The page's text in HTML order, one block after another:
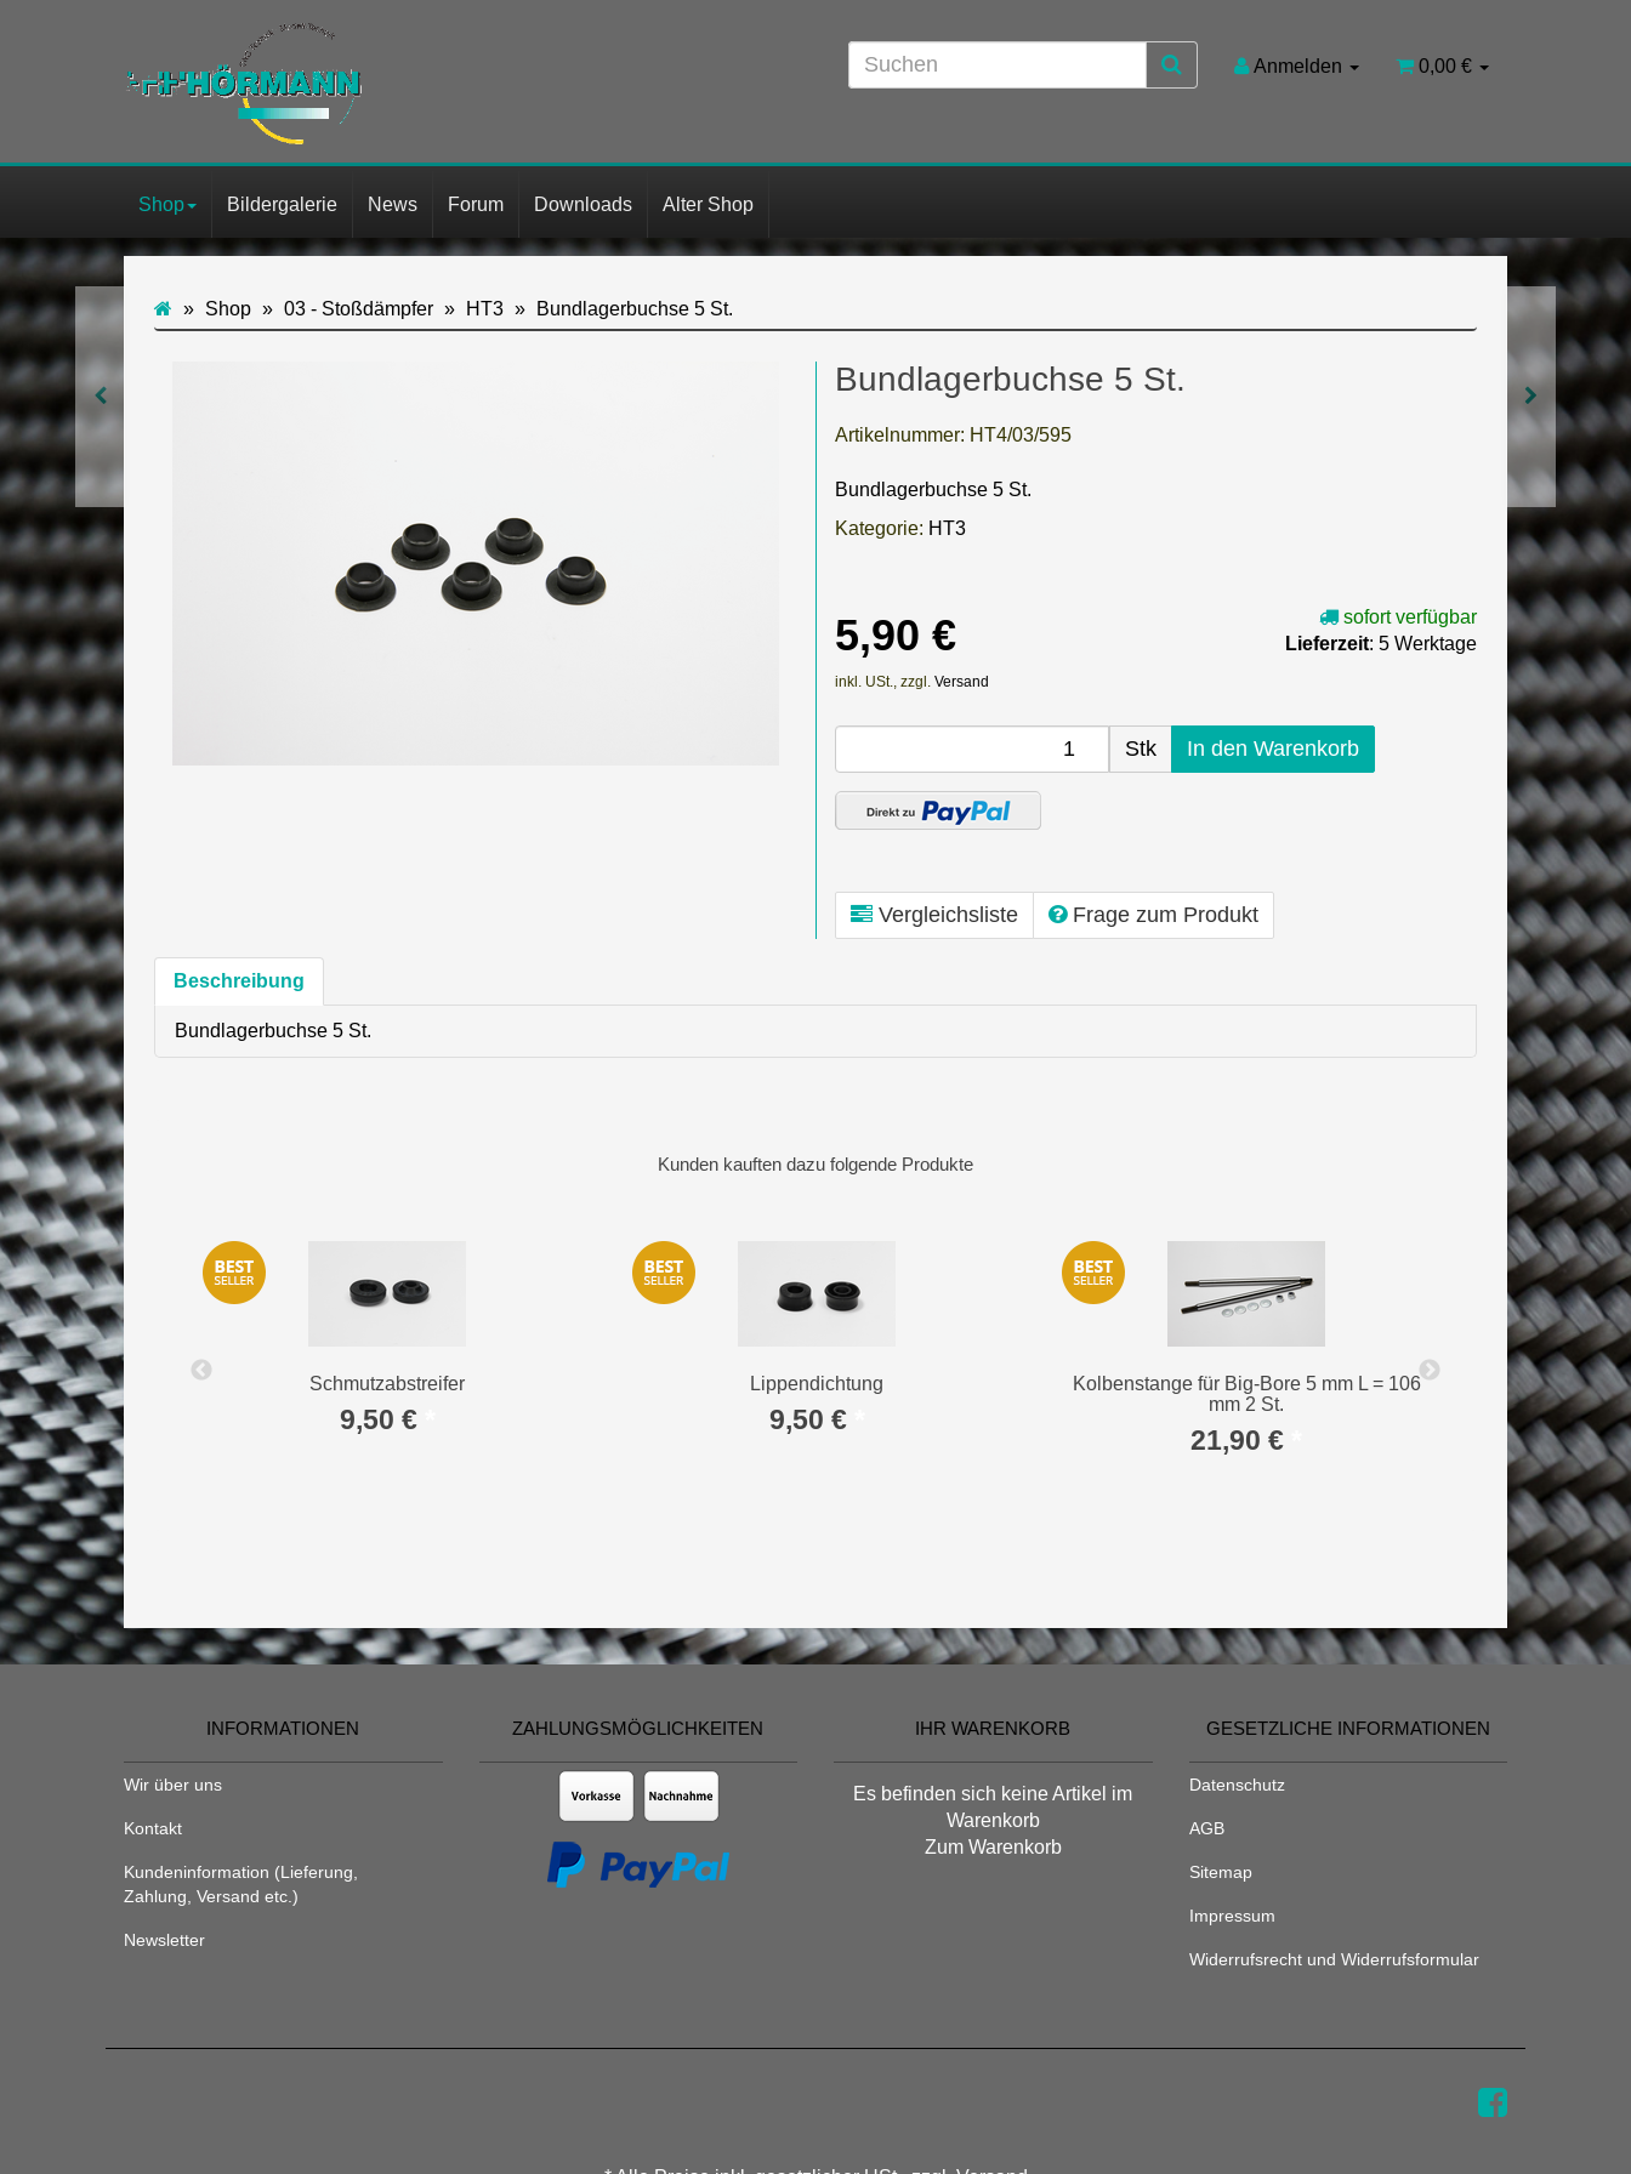
Anmelden 0,00 €
Shop Bildergalerie News Forum Downloads Alter Shop
Shop 03 - Stoßdämpfer HT3 Bundlagerbuchse 5 St.
Bundlagerbuchse 5 St.
Artikelnummer: HT4/03/595
Bundlagerbuchse 5 St.
Kategorie: HT3
5,90 €
inkl. USt., zzgl. Versand
sofort verfügbar
Lieferzeit: 5 Werktage
Stk In den Warenkorb
Vergleichsliste Frage zum Produkt
Beschreibung
Bundlagerbuchse 5 St.
Kunden kauften dazu folgende Produkte
/ für
St.
Schmutzabstreifer
9,50 €
Lippendichtung
9,50 €
Kolbenstange für Big-Bore 5 mm L = 106
mm 2 St.
21,90 €
Buchse für
INFORMATIONEN
Wir über uns
Kontakt
Kundeninformation (Lieferung,
Zahlung, Versand etc.)
Newsletter
ZAHLUNGSMÖGLICHKEITEN IHR WARENKORB
Es befinden sich keine Artikel im
Warenkorb
Zum Warenkorb
GESETZLICHE INFORMATIONEN
Datenschutz
AGB
Sitemap
Impressum
Widerrufsrecht und Widerrufsformular